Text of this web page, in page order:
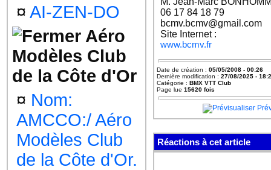
¤ AI-ZEN-DO
Aéro
Modèles Club
de la Côte d'Or
¤ Nom:
AMCCO:/ Aéro
Modèles Club
de la Côte d'Or.
06 17 84 18 79
bcmv.bcmv@gmail.com
Site Internet :
www.bcmv.fr
Date de création : 05/05/2008 - 00:26
Dernière modification : 27/08/2025 -
Catégorie : BMX VTT Club
Page lue 15620 fois
Réactions à cet article